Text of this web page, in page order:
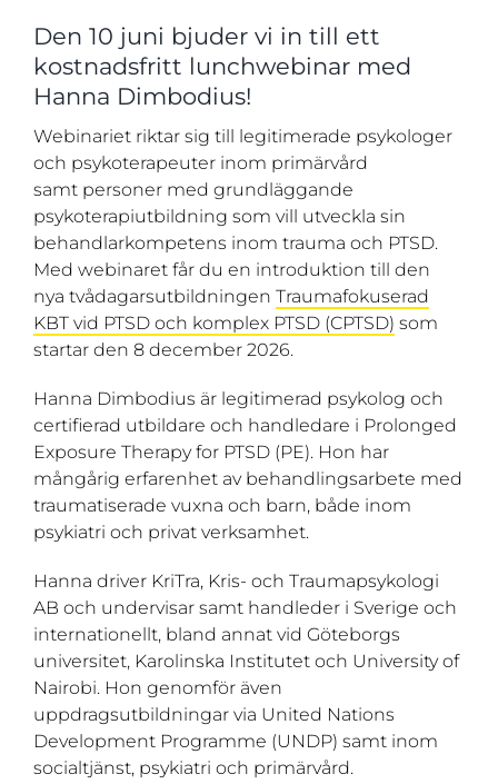
Den 10 juni bjuder vi in till ett
kostnadsfritt lunchwebinar med
Hanna Dimbodius!
Webinariet riktar sig till legitimerade psykologer
och psykoterapeuter inom primärvård
samt personer med grundläggande
psykoterapiutbildning som vill utveckla sin
behandlarkompetens inom trauma och PTSD.
Med webinaret får du en introduktion till den
nya tvådagarsutbildningen Traumafokuserad
KBT vid PTSD och komplex PTSD (CPTSD) som
startar den 8 december 2026.
Hanna Dimbodius är legitimerad psykolog och
certifierad utbildare och handledare i Prolonged
Exposure Therapy for PTSD (PE). Hon har
mångårig erfarenhet av behandlingsarbete med
traumatiserade vuxna och barn, både inom
psykiatri och privat verksamhet.
Hanna driver KriTra, Kris- och Traumapsykologi
AB och undervisar samt handleder i Sverige och
internationellt, bland annat vid Göteborgs
universitet, Karolinska Institutet och University of
Nairobi. Hon genomför även
uppdragsutbildningar via United Nations
Development Programme (UNDP) samt inom
socialtjänst, psykiatri och primärvård.